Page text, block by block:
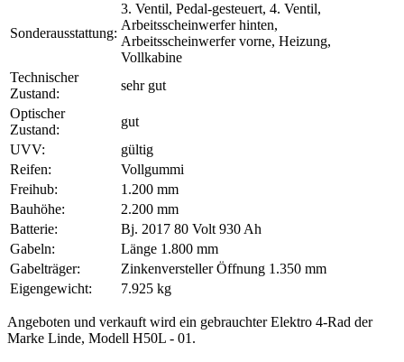
Sonderausstattung:
3. Ventil, Pedal-gesteuert, 4. Ventil,
Arbeitsscheinwerfer hinten,
Arbeitsscheinwerfer vorne, Heizung,
Vollkabine
Technischer
Zustand:
sehr gut
Optischer
Zustand:
gut
UVV:
gültig
Reifen:
Vollgummi
Freihub:
1.200 mm
Bauhöhe:
2.200 mm
Batterie:
Bj. 2017 80 Volt 930 Ah
Gabeln:
Länge 1.800 mm
Gabelträger:
Zinkenversteller Öffnung 1.350 mm
Eigengewicht:
7.925 kg
Angeboten und verkauft wird ein gebrauchter Elektro 4-Rad der
Marke Linde, Modell H50L - 01.